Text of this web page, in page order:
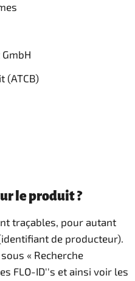
(ATCB)
le produit ?
traçables, pour autant
de producteur).
« Recherche
FLO-ID''s et ainsi voir les